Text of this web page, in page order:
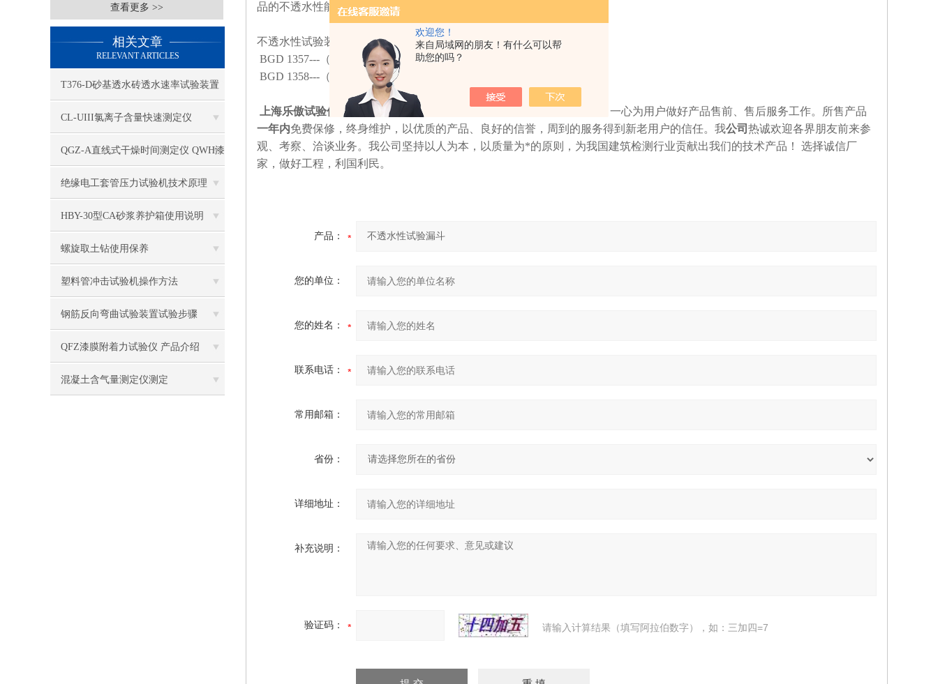
欢迎您！
来自局域网的朋友！有什么可以帮
助您的吗？
查看更多 >>
相关文章
RELEVANT ARTICLES
T376-D砂基透水砖透水速率试验装置
原理
CL-UIII氯离子含量快速测定仪
QGZ-A直线式干燥时间测定仪 QWH漆
膜无印痕试验仪 QKL初期干燥抗裂性
试验仪
绝缘电工套管压力试验机技术原理
HBY-30型CA砂浆养护箱使用说明
螺旋取土钻使用保养
塑料管冲击试验机操作方法
钢筋反向弯曲试验装置试验步骤
QFZ漆膜附着力试验仪 产品介绍
混凝土含气量测定仪测定
品的不透水性能优劣。
不透水性试验装置有两款；
BGD 1357---（内外墙底漆用）
BGD 1358---（复层建筑涂料用）
上海乐傲试验仪器有限公司 “质量*，用户至上，信誉为本
的宗旨，一心为用户做好产品售前、售后服务工作。所售产品
一年内免费保修，终身维护，以优质的产品、良好的信誉，周到的服务得到新老用户的信任。我公司 热诚欢迎各界朋友前来参
观、考察、洽谈业务。我公司坚持以人为本，以质量为*的原则，为我国建筑检测行业贡献出我们的技术产品！
选择诚信厂
家，做好工程，利国利民。
产品：
您的单位：
您的姓名：
联系电话：
常用邮箱：
省份：
详细地址：
补充说明：
验证码： 请输入计算结果（填写阿拉伯数字），如：三加四=7